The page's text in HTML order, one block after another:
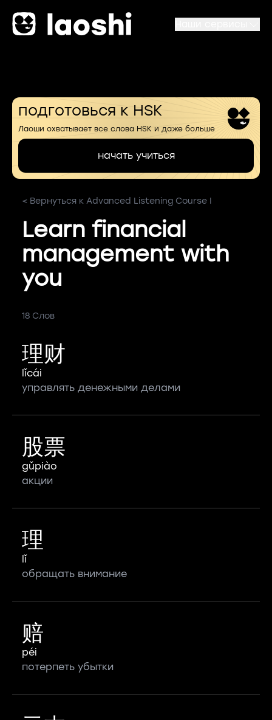
подготовься к HSK
Лаоши охватывает все слова HSK и даже больше
начать учиться
< Вернуться к Advanced Listening Course I
Learn financial
management with
you
18 Слов
理财
lǐcái
управлять денежными делами
股票
gǔpiào
акции
理
lǐ
обращать внимание
赔
péi
потерпеть убытки